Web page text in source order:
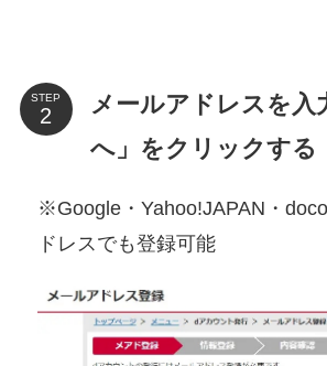
STEP
メールアドレスを入
へ」をクリックする
※Google・Yahoo!JAPAN・
ドレスでも登録可能